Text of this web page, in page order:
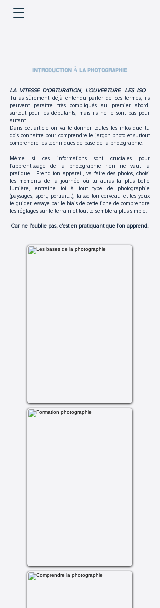
INTRODUCTION À LA PHOTOGRAPHIE
LA VITESSE D'OBTURATION, L'OUVERTURE, LES ISO...
Tu as sûrement déjà entendu parler de ces termes, ils
peuvent paraître très compliqués au premier abord,
surtout pour les débutants, mais ils ne le sont pas pour
autant !
Dans cet article on va te donner toutes les infos que tu
dois connaître pour comprendre le jargon photo et surtout
comprendre les techniques de base de la photographie.
Même si ces informations sont cruciales pour
l'apprentissage de la photographie rien ne vaut la
pratique ! Prend ton appareil, va faire des photos, choisi
les moments de la journée où tu auras la plus belle
lumière, entraine toi à tout type de photographie
(paysages, sport, portrait...), laisse ton cerveau et tes yeux
te guider, essaye par le biais de cette fiche de comprendre
les réglages sur le terrain et tout te semblera plus simple.
Car ne l'oublie pas, c'est en pratiquant que l'on apprend.